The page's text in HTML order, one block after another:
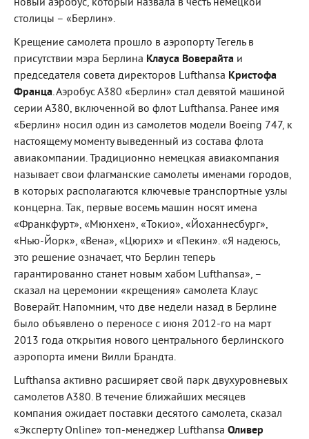
новый аэробус, который назвала в честь немецкой
столицы – «Берлин».
Крещение самолета прошло в аэропорту Тегель в
присутствии мэра Берлина Клауса Воверайта и
председателя совета директоров Lufthansa Кристофа
Франца. Аэробус А380 «Берлин» стал девятой машиной
серии А380, включенной во флот Lufthansa. Ранее имя
«Берлин» носил один из самолетов модели Boeing 747, к
настоящему моменту выведенный из состава флота
авиакомпании. Традиционно немецкая авиакомпания
называет свои флагманские самолеты именами городов,
в которых располагаются ключевые транспортные узлы
концерна. Так, первые восемь машин носят имена
«Франкфурт», «Мюнхен», «Токио», «Йоханнесбург»,
«Нью-Йорк», «Вена», «Цюрих» и «Пекин». «Я надеюсь,
это решение означает, что Берлин теперь
гарантированно станет новым хабом Lufthansa», –
сказал на церемонии «крещения» самолета Клаус
Воверайт. Напомним, что две недели назад в Берлине
было объявлено о переносе с июня 2012-го на март
2013 года открытия нового центрального берлинского
аэропорта имени Вилли Брандта.
Lufthansa активно расширяет свой парк двухуровневых
самолетов А380. В течение ближайших месяцев
компания ожидает поставки десятого самолета, сказал
«Эксперту Online» топ-менеджер Lufthansa Оливер